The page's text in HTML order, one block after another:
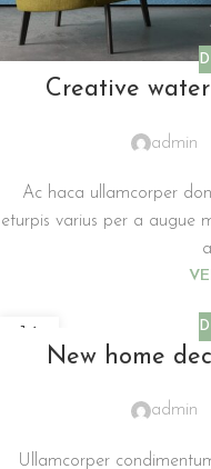
Creative
admin
Ac haca ullamcorper
eturpis varius per a augue
16
New home
admin
Ullamcorper